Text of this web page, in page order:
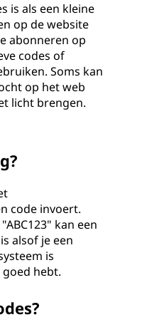
is als een kleine
op de website
abonneren op
codes of
Soms kan
op het web
licht brengen.
code invoert.
kan een
alsof je een
is
hebt.